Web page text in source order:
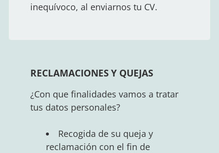
inequívoco, al enviarnos tu CV.
RECLAMACIONES Y QUEJAS
¿Con que finalidades vamos a tratar
tus datos personales?
Recogida de su queja y
reclamación con el fin de